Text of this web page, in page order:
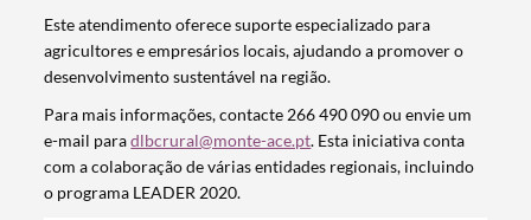
Este atendimento oferece suporte especializado para
agricultores e empresários locais, ajudando a promover o
desenvolvimento sustentável na região.
Para mais informações, contacte 266 490 090 ou envie um
e-mail paradlbcrural@monte-ace.pt. Esta iniciativa conta
com a colaboração de várias entidades regionais, incluindo
o programa LEADER 2020.